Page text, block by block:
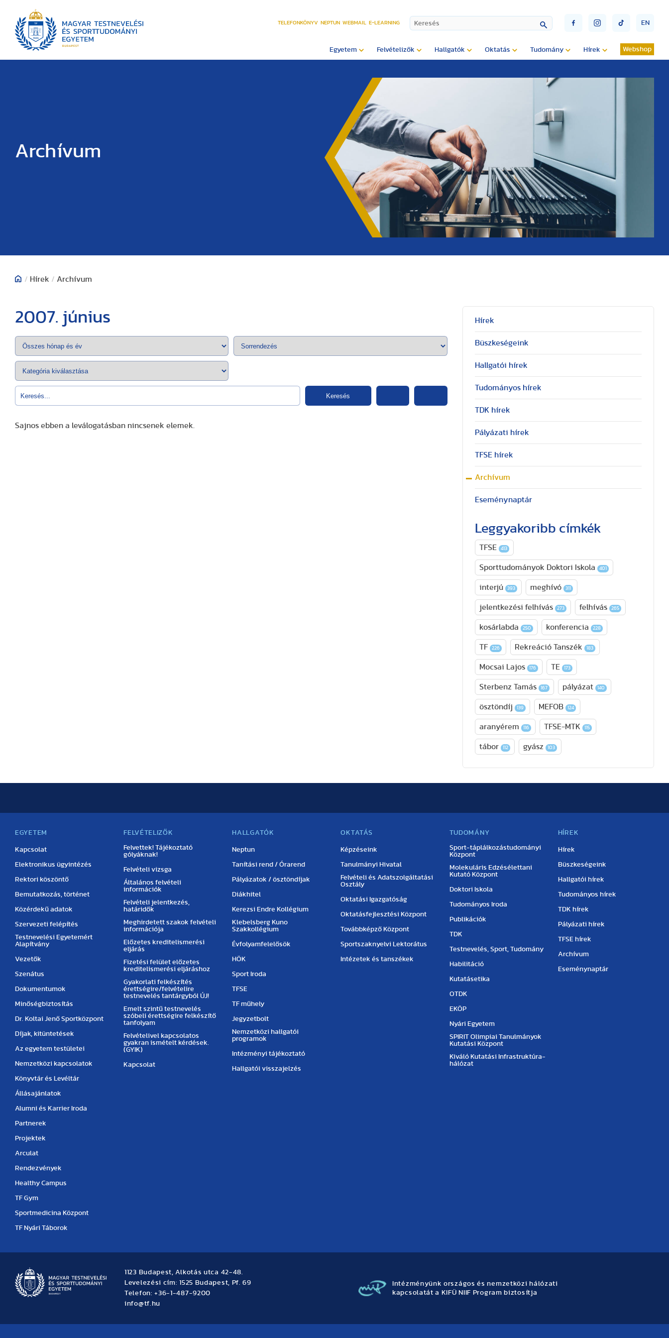
TELEFONKÖNYV NEPTUN WEBMAIL E-LEARNING EN
Egyetem Felvételizők Hallgatók Oktatás Tudomány Hírek Webshop
Archívum
/ Hírek / Archívum
2007. június
Keresés
Sajnos ebben a leválogatásban nincsenek elemek.
Hírek
Büszkeségeink
Hallgatói hírek
Tudományos hírek
TDK hírek
Pályázati hírek
TFSE hírek
Archívum
Eseménynaptár
Leggyakoribb címkék
TFSE 413
Sporttudományok Doktori Iskola 401
interjú 393 meghívó 311
jelentkezési felhívás 273 felhívás 265
kosárlabda 250 konferencia 228
TF 226 Rekreáció Tanszék 183
Mocsai Lajos 176 TE 173
Sterbenz Tamás 167 pályázat 140
ösztöndíj 139 MEFOB 124
aranyérem 116 TFSE-MTK 115
tábor 112 gyász 103
EGYETEM
Kapcsolat
Elektronikus ügyintézés
Rektori köszöntő
Bemutatkozás, történet
Közérdekű adatok
Szervezeti felépítés
Testnevelési Egyetemért
Alapítvány
Vezetők
Szenátus
Dokumentumok
Minőségbiztosítás
Dr. Koltai Jenő Sportközpont
Díjak, kitüntetések
Az egyetem testületei
Nemzetközi kapcsolatok
Könyvtár és Levéltár
Állásajánlatok
Alumni és Karrier Iroda
Partnerek
Projektek
Arculat
Rendezvények
Healthy Campus
TF Gym
Sportmedicina Központ
TF Nyári Táborok
FELVÉTELIZŐK
Felvettek! Tájékoztató
gólyáknak!
Felvételi vizsga
Általános felvételi
információk
Felvételi jelentkezés,
határidők
Meghirdetett szakok felvételi
információja
Előzetes kreditelismerési
eljárás
Fizetési felület előzetes
kreditelismerési eljáráshoz
Gyakorlati felkészítés
érettségire/felvételire
testnevelés tantárgyból ÚJ!
Emelt szintű testnevelés
szóbeli érettségire felkészítő
tanfolyam
Felvételivel kapcsolatos
gyakran ismételt kérdések.
(GYIK)
Kapcsolat
HALLGATÓK
Neptun
Tanítási rend / Órarend
Pályázatok / ösztöndíjak
Diákhitel
Kerezsi Endre Kollégium
Klebelsberg Kuno
Szakkollégium
Évfolyamfelelősök
HÖK
Sport Iroda
TFSE
TF műhely
Jegyzetbolt
Nemzetközi hallgatói
programok
Intézményi tájékoztató
Hallgatói visszajelzés
OKTATÁS
Képzéseink
Tanulmányi Hivatal
Felvételi és Adatszolgáltatási
Osztály
Oktatási Igazgatóság
Oktatásfejlesztési Központ
Továbbképző Központ
Sportszaknyelvi Lektorátus
Intézetek és tanszékek
TUDOMÁNY
Sport-táplálkozástudományi
Központ
Molekuláris Edzésélettani
Kutató Központ
Doktori Iskola
Tudományos Iroda
Publikációk
TDK
Testnevelés, Sport, Tudomány
Habilitáció
Kutatásetika
OTDK
EKÖP
Nyári Egyetem
SPIRIT Olimpiai Tanulmányok
Kutatási Központ
Kiváló Kutatási Infrastruktúra-
hálózat
HÍREK
Hírek
Büszkeségeink
Hallgatói hírek
Tudományos hírek
TDK hírek
Pályázati hírek
TFSE hírek
Archívum
Eseménynaptár
1123 Budapest, Alkotás utca 42-48.
Levelezési cím: 1525 Budapest, Pf. 69
Telefon: +36-1-487-9200
info@tf.hu
Intézményünk országos és nemzetközi hálózati
kapcsolatát a KIFÜ NIIF Program biztosítja